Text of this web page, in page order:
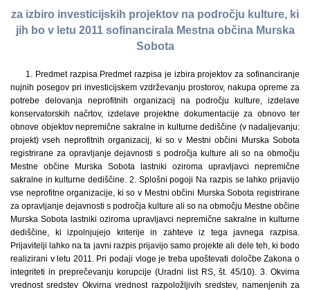
za izbiro investicijskih projektov na področju kulture, ki
jih bo v letu 2011 sofinancirala Mestna občina Murska
Sobota
1. Predmet razpisa Predmet razpisa je izbira projektov za sofinanciranje
nujnih posegov pri investicijskem vzdrževanju prostorov, nakupa opreme za
potrebe delovanja neprofitnih organizacij na področju kulture, izdelave
konservatorskih načrtov, izdelave projektne dokumentacije za obnovo ter
obnove objektov nepremične sakralne in kulturne dediščine (v nadaljevanju:
projekt) vseh neprofitnih organizacij, ki so v Mestni občini Murska Sobota
registrirane za opravljanje dejavnosti s področja kulture ali so na območju
Mestne občine Murska Sobota lastniki oziroma upravljavci nepremične
sakralne in kulturne dediščine. 2. Splošni pogoji Na razpis se lahko prijavijo
vse neprofitne organizacije, ki so v Mestni občini Murska Sobota registrirane
za opravljanje dejavnosti s področja kulture ali so na območju Mestne občine
Murska Sobota lastniki oziroma upravljavci nepremične sakralne in kulturne
dediščine, ki izpolnjujejo kriterije in zahteve iz tega javnega razpisa.
Prijavitelji lahko na ta javni razpis prijavijo samo projekte ali dele teh, ki bodo
realizirani v letu 2011. Pri podaji vloge je treba upoštevati določbe Zakona o
integriteti in preprečevanju korupcije (Uradni list RS, št. 45/10). 3. Okvirna
vrednost sredstev Okvirna vrednost razpoložljivih sredstev, namenjenih za